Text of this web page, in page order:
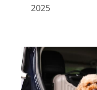
2025